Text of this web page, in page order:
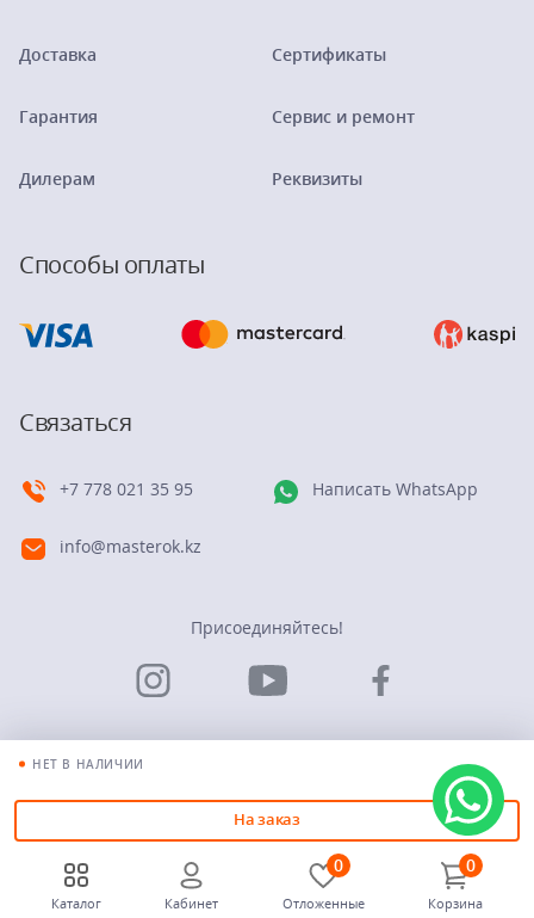
НЕТ В НАЛИЧИИ
На заказ
Доставка
Гарантия
Дилерам
Сертификаты
Сервис и ремонт
Реквизиты
Способы оплаты
Связаться
+7 778 021 35 95 Написать WhatsApp
info@masterok.kz
Присоединяйтесь!
© Группа компаний “Мастерок”. 2026
Каталог Кабинет
0
Отложенные
0
Корзина